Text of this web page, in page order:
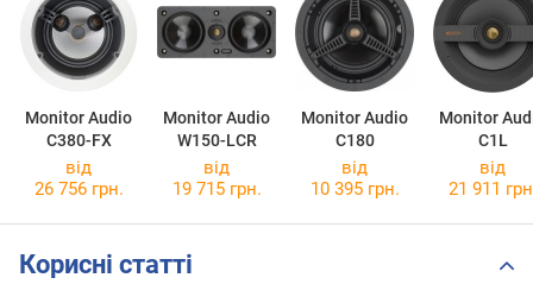
Monitor Audio
C380-FX
Monitor Audio
W150-LCR
Monitor Audio
C180
Monitor
C1L
від
26 756 грн.
від
19 715 грн.
від
10 395 грн.
від
21 911
Корисні статті